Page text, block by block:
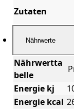
Zutaten
Nährwerte
Nährwertta
belle
Energie kj
Energie kcal